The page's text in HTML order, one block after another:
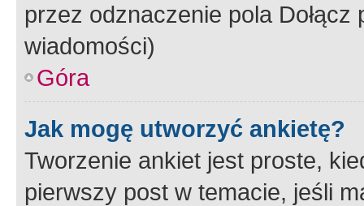
przez odznaczenie pola
wiadomości)
Góra
Jak mogę utworzyć ankietę?
Tworzenie ankiet jest proste,
pierwszy post w temacie, jeśli